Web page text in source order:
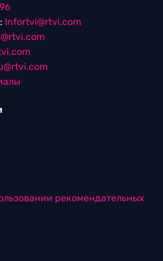
Infortvi@rtvi.com
рекомендательных